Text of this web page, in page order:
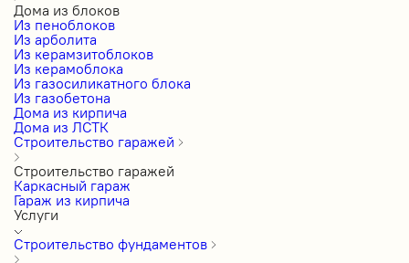
Дома из блоков
Из пеноблоков
Из арболита
Из керамзитоблоков
Из керамоблока
Из газосиликатного блока
Из газобетона
Дома из кирпича
Дома из ЛСТК
Строительство гаражей
Строительство гаражей
Каркасный гараж
Гараж из кирпича
Услуги
Строительство фундаментов